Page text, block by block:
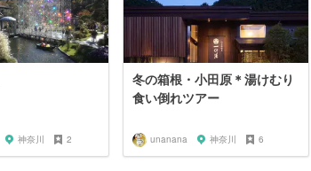
神奈川 2
冬の箱根・小田原＊湯けむり
食い倒れツアー
unanana 神奈川 6